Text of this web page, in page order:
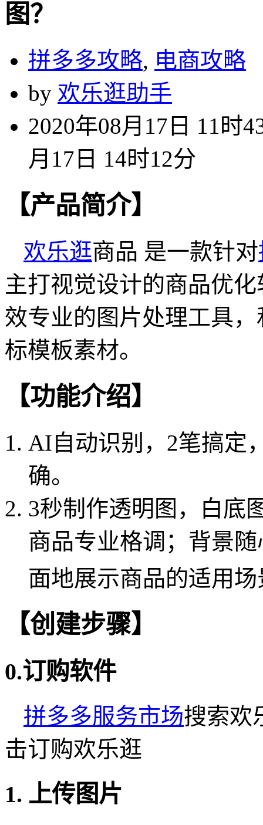
图？
拼多多攻略, 电商攻略
by 欢乐逛助手
2020年08月17日 11时
月17日 14时12分
【产品简介】
欢乐逛商品 是一款针对
主打视觉设计的商品优
效专业的图片处理工具
标模板素材。
【功能介绍】
AI自动识别，2笔搞定
确。
3秒制作透明图，白底
商品专业格调；背景
面地展示商品的适用场
【创建步骤】
0.订购软件
拼多多服务市场搜索欢
击订购欢乐逛
1. 上传图片